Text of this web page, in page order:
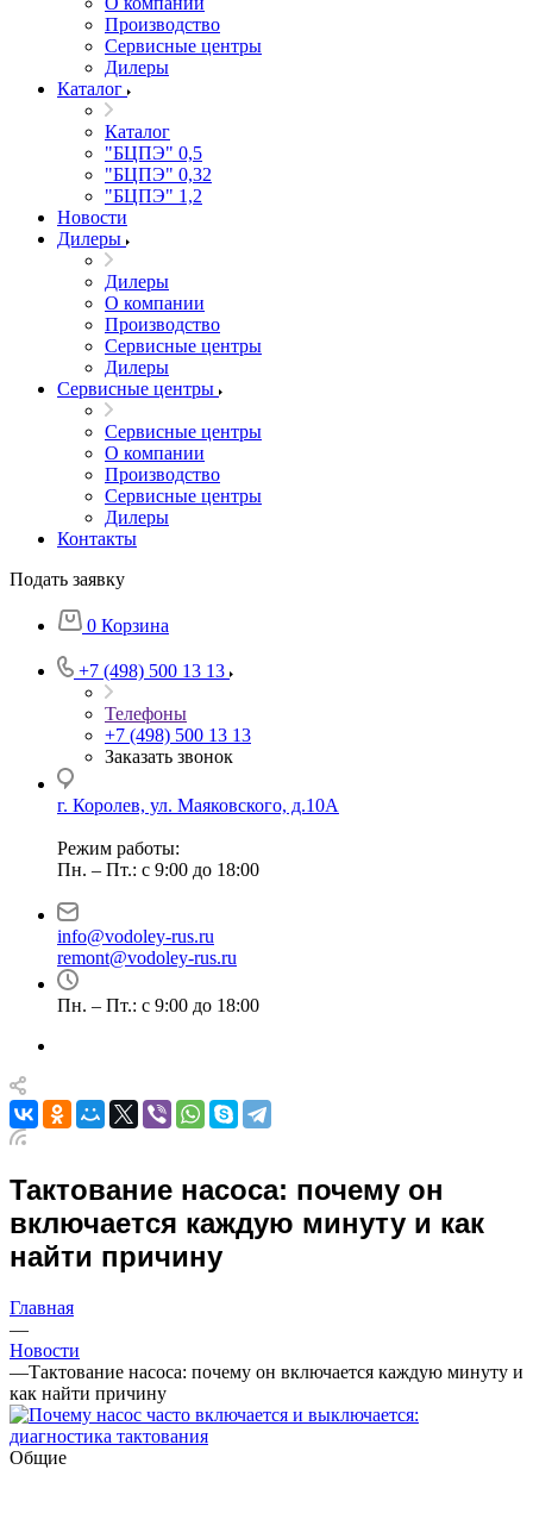
Производство
Сервисные центры
Дилеры
Каталог
Каталог
"БЦПЭ" 0,5
"БЦПЭ" 0,32
"БЦПЭ" 1,2
Новости
Дилеры
Дилеры
О компании
Производство
Сервисные центры
Дилеры
Сервисные центры
Сервисные центры
О компании
Производство
Сервисные центры
Дилеры
Контакты
Подать заявку
0 Корзина
+7 (498) 500 13 13
Телефоны
+7 (498) 500 13 13
Заказать звонок
г. Королев, ул. Маяковского, д.10А
Режим работы:
Пн. – Пт.: с 9:00 до 18:00
info@vodoley-rus.ru
remont@vodoley-rus.ru
Пн. – Пт.: с 9:00 до 18:00
Тактование насоса: почему он
включается каждую минуту и как
найти причину
Главная
—
Новости
—Тактование насоса: почему он включается каждую минуту и
как найти причину
Общие